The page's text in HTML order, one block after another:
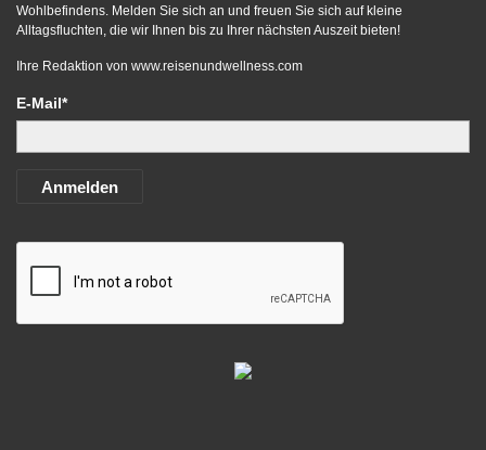
Wohlbefindens. Melden Sie sich an und freuen Sie sich auf kleine
Alltagsfluchten, die wir Ihnen bis zu Ihrer nächsten Auszeit bieten!
Ihre Redaktion von www.reisenundwellness.com
E-Mail*
Anmelden